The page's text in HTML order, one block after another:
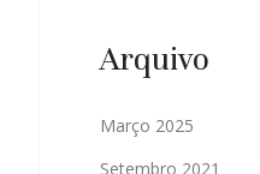
Arquivo
Março 2025
Setembro 2021